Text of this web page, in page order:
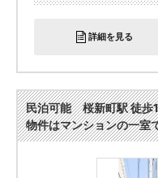
詳細を見る
民泊可能 桜新町駅 徒歩
物件はマンションの一